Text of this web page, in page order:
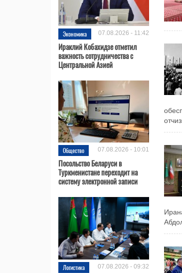
Экономика 07.08.2026 - 11:42
Ираклий Кобахидзе отметил
важность сотрудничества с
Центральной Азией
Общество 07.08.2026 - 10:01
Посольство Беларуси в
Туркменистане переходит на
систему электронной записи
Логистика 07.08.2026 - 09:32